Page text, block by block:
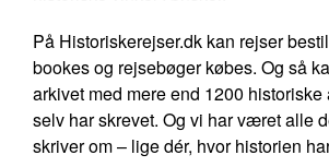
På Historiskerejser.dk kan rejser
bookes og rejsebøger købes. Og så
arkivet med mere end 1200 historiske
selv har skrevet. Og vi har været alle
skriver om – lige dér, hvor historien